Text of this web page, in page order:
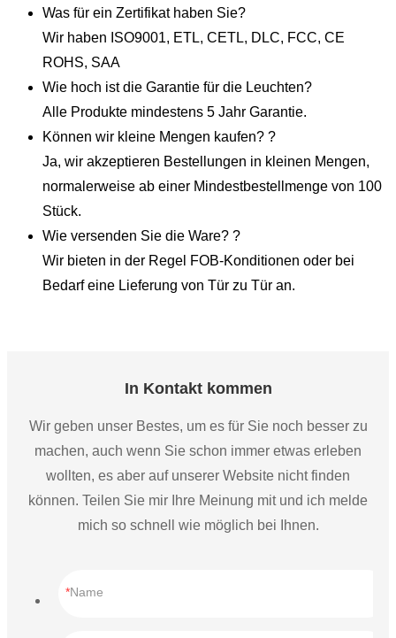
Was für ein Zertifikat haben Sie?
Wir haben ISO9001, ETL, CETL, DLC, FCC, CE
ROHS, SAA
Wie hoch ist die Garantie für die Leuchten?
Alle Produkte mindestens 5 Jahr Garantie.
Können wir kleine Mengen kaufen? ?
Ja, wir akzeptieren Bestellungen in kleinen Mengen,
normalerweise ab einer Mindestbestellmenge von 100
Stück.
Wie versenden Sie die Ware? ?
Wir bieten in der Regel FOB-Konditionen oder bei
Bedarf eine Lieferung von Tür zu Tür an.
In Kontakt kommen
Wir geben unser Bestes, um es für Sie noch besser zu
machen, auch wenn Sie schon immer etwas erleben
wollten, es aber auf unserer Website nicht finden
können. Teilen Sie mir Ihre Meinung mit und ich melde
mich so schnell wie möglich bei Ihnen.
Name